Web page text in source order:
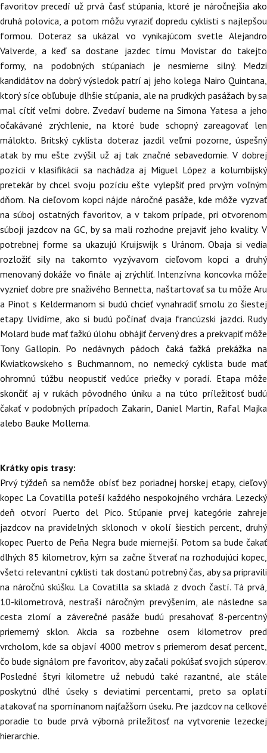
favoritov precedí už prvá časť stúpania, ktoré je náročnejšia ako
druhá polovica, a potom môžu vyraziť dopredu cyklisti s najlepšou
formou. Doteraz sa ukázal vo vynikajúcom svetle Alejandro
Valverde, a keď sa dostane jazdec tímu Movistar do takejto
formy, na podobných stúpaniach je nesmierne silný. Medzi
kandidátov na dobrý výsledok patrí aj jeho kolega Nairo Quintana,
ktorý síce obľubuje dlhšie stúpania, ale na prudkých pasážach by sa
mal cítiť veľmi dobre. Zvedaví budeme na Simona Yatesa a jeho
očakávané zrýchlenie, na ktoré bude schopný zareagovať len
málokto. Britský cyklista doteraz jazdil veľmi pozorne, úspešný
atak by mu ešte zvýšil už aj tak značné sebavedomie. V dobrej
pozícii v klasifikácii sa nachádza aj Miguel López a kolumbijský
pretekár by chcel svoju pozíciu ešte vylepšiť pred prvým voľným
dňom. Na cieľovom kopci nájde náročné pasáže, kde môže vyzvať
na súboj ostatných favoritov, a v takom prípade, pri otvorenom
súboji jazdcov na GC, by sa mali rozhodne prejaviť jeho kvality. V
potrebnej forme sa ukazujú Kruijswijk s Uránom. Obaja si vedia
rozložiť sily na takomto vyzývavom cieľovom kopci a druhý
menovaný dokáže vo finále aj zrýchliť. Intenzívna koncovka môže
vyznieť dobre pre snaživého Bennetta, naštartovať sa tu môže Aru
a Pinot s Keldermanom si budú chcieť vynahradiť smolu zo šiestej
etapy. Uvidíme, ako si budú počínať dvaja francúzski jazdci. Rudy
Molard bude mať ťažkú úlohu obhájiť červený dres a prekvapiť môže
Tony Gallopin. Po nedávnych pádoch čaká ťažká prekážka na
Kwiatkowskeho s Buchmannom, no nemecký cyklista bude mať
ohromnú túžbu neopustiť vedúce priečky v poradí. Etapa môže
skončiť aj v rukách pôvodného úniku a na túto príležitosť budú
čakať v podobných prípadoch Zakarin, Daniel Martin, Rafal Majka
alebo Bauke Mollema.
Krátky opis trasy:
Prvý týždeň sa nemôže obísť bez poriadnej horskej etapy, cieľový
kopec La Covatilla poteší každého nespokojného vrchára. Lezecký
deň otvorí Puerto del Pico. Stúpanie prvej kategórie zahreje
jazdcov na pravidelných sklonoch v okolí šiestich percent, druhý
kopec Puerto de Peña Negra bude miernejší. Potom sa bude čakať
dlhých 85 kilometrov, kým sa začne štverať na rozhodujúci kopec,
všetci relevantní cyklisti tak dostanú potrebný čas, aby sa pripravili
na náročnú skúšku. La Covatilla sa skladá z dvoch častí. Tá prvá,
10-kilometrová, nestraší náročným prevýšením, ale následne sa
cesta zlomí a záverečné pasáže budú presahovať 8-percentný
priemerný sklon. Akcia sa rozbehne osem kilometrov pred
vrcholom, kde sa objaví 4000 metrov s priemerom desať percent,
čo bude signálom pre favoritov, aby začali pokúšať svojich súperov.
Posledné štyri kilometre už nebudú také razantné, ale stále
poskytnú dlhé úseky s deviatimi percentami, preto sa oplatí
atakovať na spomínanom najťažšom úseku. Pre jazdcov na celkové
poradie to bude prvá výborná príležitosť na vytvorenie lezeckej
hierarchie.